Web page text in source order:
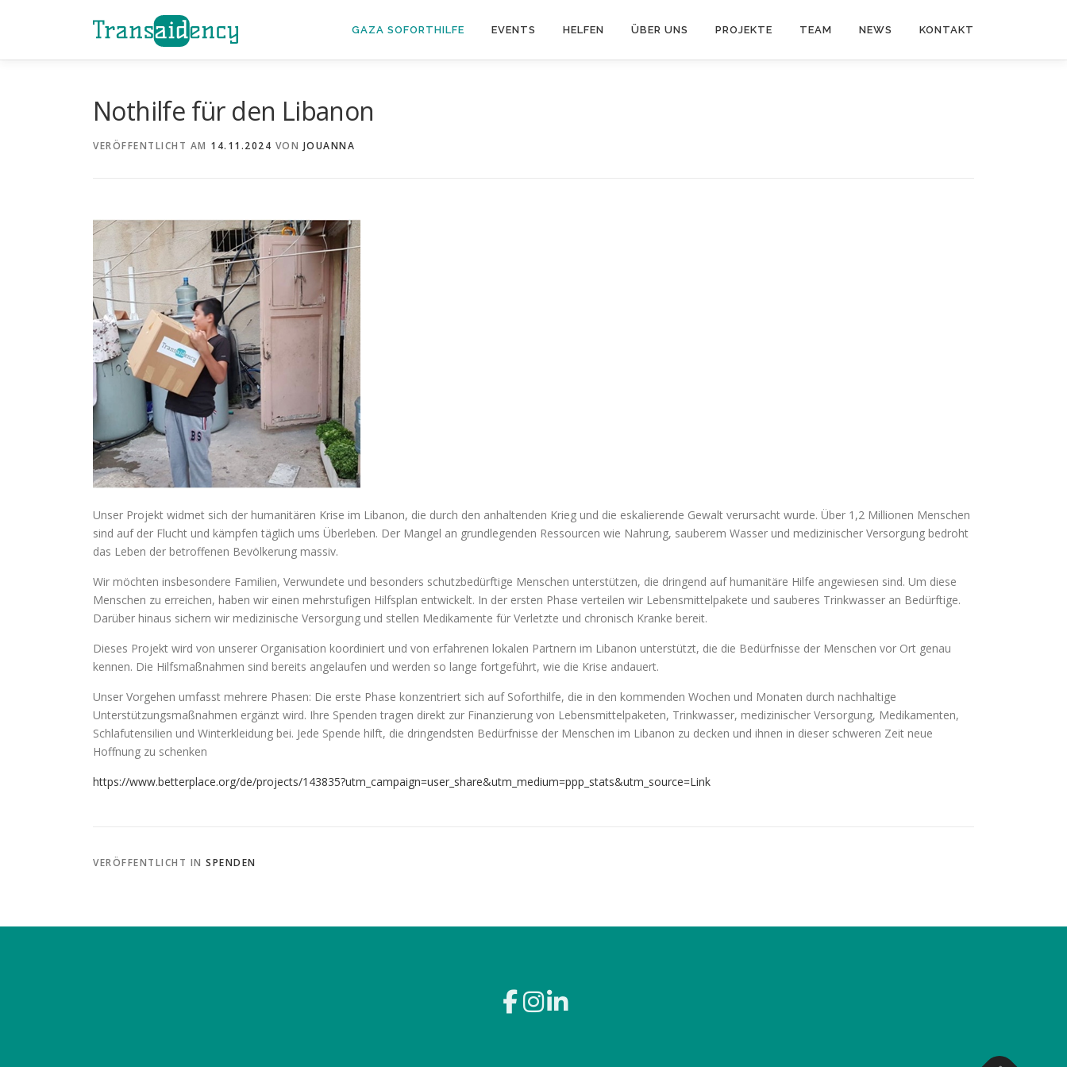
GAZA SOFORTHILFE EVENTS HELFEN ÜBER UNS PROJEKTE TEAM NEWS KONTAKT
Nothilfe für den Libanon
VERÖFFENTLICHT AM 14.11.2024 VON JOUANNA
Unser Projekt widmet sich der humanitären Krise im Libanon, die durch den anhaltenden Krieg und die eskalierende Gewalt verursacht wurde. Über 1,2 Millionen Menschen
sind auf der Flucht und kämpfen täglich ums Überleben. Der Mangel an grundlegenden Ressourcen wie Nahrung, sauberem Wasser und medizinischer Versorgung bedroht
das Leben der betroffenen Bevölkerung massiv.
Wir möchten insbesondere Familien, Verwundete und besonders schutzbedürftige Menschen unterstützen, die dringend auf humanitäre Hilfe angewiesen sind. Um diese
Menschen zu erreichen, haben wir einen mehrstufigen Hilfsplan entwickelt. In der ersten Phase verteilen wir Lebensmittelpakete und sauberes Trinkwasser an Bedürftige.
Darüber hinaus sichern wir medizinische Versorgung und stellen Medikamente für Verletzte und chronisch Kranke bereit.
Dieses Projekt wird von unserer Organisation koordiniert und von erfahrenen lokalen Partnern im Libanon unterstützt, die die Bedürfnisse der Menschen vor Ort genau
kennen. Die Hilfsmaßnahmen sind bereits angelaufen und werden so lange fortgeführt, wie die Krise andauert.
Unser Vorgehen umfasst mehrere Phasen: Die erste Phase konzentriert sich auf Soforthilfe, die in den kommenden Wochen und Monaten durch nachhaltige
Unterstützungsmaßnahmen ergänzt wird. Ihre Spenden tragen direkt zur Finanzierung von Lebensmittelpaketen, Trinkwasser, medizinischer Versorgung, Medikamenten,
Schlafutensilien und Winterkleidung bei. Jede Spende hilft, die dringendsten Bedürfnisse der Menschen im Libanon zu decken und ihnen in dieser schweren Zeit neue
Hoffnung zu schenken
https://www.betterplace.org/de/projects/143835?utm_campaign=user_share&utm_medium=ppp_stats&utm_source=Link
VERÖFFENTLICHT IN SPENDEN